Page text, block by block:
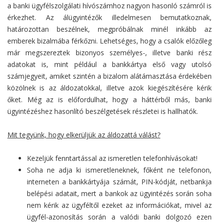
a banki ügyfélszolgálati hívószámhoz nagyon hasonló számról is
érkezhet. Az álügyintézők illedelmesen bemutatkoznak,
határozottan beszélnek, megpróbálnak minél inkább az
emberek bizalmába férkőzni. Lehetséges, hogy a csalók előzőleg
már megszereztek bizonyos személyes-, illetve banki rész
adatokat is, mint például a bankkártya első vagy utolsó
számjegyeit, amiket szintén a bizalom alátámasztása érdekében
közölnek is az áldozatokkal, illetve azok kiegészítésére kérik
őket. Még az is előfordulhat, hogy a háttérből más, banki
ügyintézéshez hasonlító beszélgetések részletei is hallhatók.
Mit tegyünk, hogy elkerüljük az áldozattá válást?
Kezeljük fenntartással az ismeretlen telefonhívásokat!
Soha ne adja ki ismeretleneknek, főként ne telefonon,
interneten a bankkártyája számát, PIN-kódját, netbankja
belépési adatait, mert a bankok az ügyintézés során soha
nem kérik az ügyféltől ezeket az információkat, mivel az
ügyfél-azonosítás során a valódi banki dolgozó ezen